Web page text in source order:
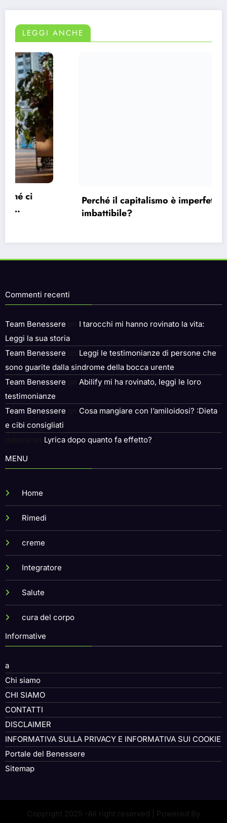
LEGGI ANCHE
Perché il capitalismo è imperfetto, ma
imbattibile?
Commenti recenti
Team Benessere
I tarocchi mi hanno rovinato la vita:
Leggi la sua storia
Team Benessere
Leggi le testimonianze di persone che
sono guarite dalla sindrome della bocca urente
Team Benessere
Abilify mi ha rovinato, leggi le loro
testimonianze
Team Benessere
Cosa mangiare con l’amiloidosi? :Dieta
e cibi consigliati
Lyrica dopo quanto fa effetto?
MENU
Home
Rimedi
creme
Integratore
Salute
cura del corpo
Informative
a
Chi siamo
CHI SIAMO
CONTATTI
DISCLAIMER
INFORMATIVA SULLA PRIVACY E INFORMATIVA SUI COOKIE
Portale del Benessere
Sitemap
Copyright 2025 -All right reserved | Powered By